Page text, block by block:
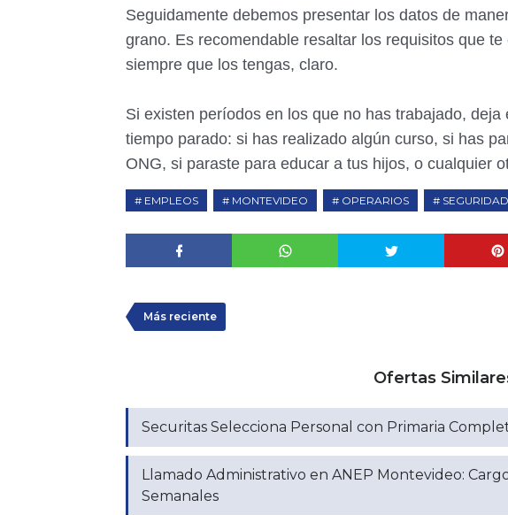
Seguidamente debemos presentar los datos de
grano. Es recomendable resaltar los requisitos que
siempre que los tengas, claro.
Si existen períodos en los que no has trabajado,
tiempo parado: si has realizado algún curso, si has
ONG, si paraste para educar a tus hijos, o cualquier
EMPLEOS MONTEVIDEO OPERARIOS SEGURIDAD
Más reciente
Ofertas
Securitas Selecciona Personal con Primaria
Llamado Administrativo en ANEP Montevideo:
Semanales